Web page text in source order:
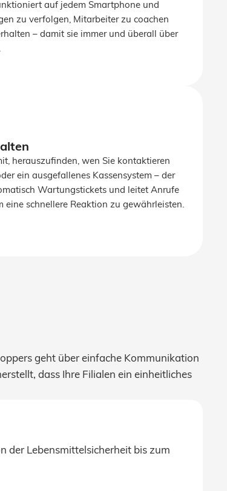
auf jedem Smartphone und
zu verfolgen, Mitarbeiter zu coachen
– damit sie immer und überall über
herauszufinden, wen Sie kontaktieren
ein ausgefallenes Kassensystem – der
Wartungstickets und leitet Anrufe
schnellere Reaktion zu gewährleisten.
geht über einfache Kommunikation
dass Ihre Filialen ein einheitliches
der Lebensmittelsicherheit bis zum